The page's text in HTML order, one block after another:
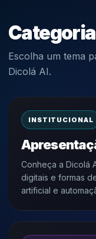
Escolha um tema
Dicolá AI.
INSTITUCIONAL
Conheça a Dicolá
digitais e formas
artificial e